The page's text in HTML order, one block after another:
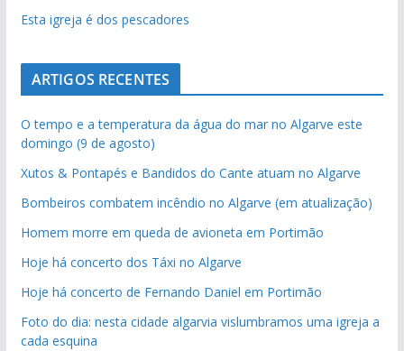
Esta igreja é dos pescadores
ARTIGOS RECENTES
O tempo e a temperatura da água do mar no Algarve este
domingo (9 de agosto)
Xutos & Pontapés e Bandidos do Cante atuam no Algarve
Bombeiros combatem incêndio no Algarve (em atualização)
Homem morre em queda de avioneta em Portimão
Hoje há concerto dos Táxi no Algarve
Hoje há concerto de Fernando Daniel em Portimão
Foto do dia: nesta cidade algarvia vislumbramos uma igreja a
cada esquina